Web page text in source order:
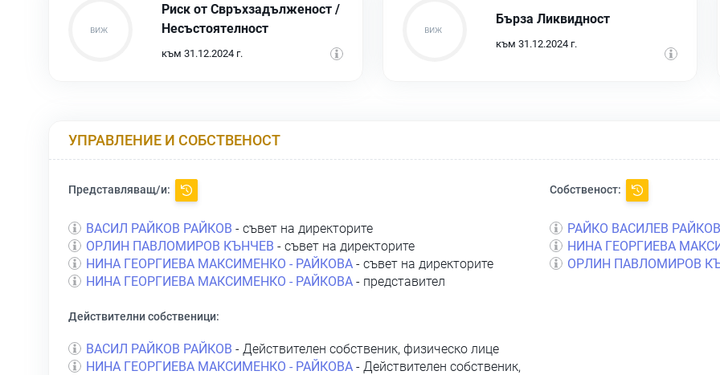
Риск от Свръхзадълженост /
Несъстоятелност
към 31.12.2024 г.
Бърза Ликвидност
към 31.12.2024 г.
УПРАВЛЕНИЕ И СОБСТВЕНОСТ
Представляващ/и:
ВАСИЛ РАЙКОВ РАЙКОВ - съвет на директорите
ОРЛИН ПАВЛОМИРОВ КЪНЧЕВ - съвет на директорите
НИНА ГЕОРГИЕВА МАКСИМЕНКО - РАЙКОВА - съвет на директорите
НИНА ГЕОРГИЕВА МАКСИМЕНКО - РАЙКОВА - представител
Собственост:
РАЙКО ВАСИЛЕВ РАЙКОВ
НИНА ГЕОРГИЕВА
ОРЛИН ПАВЛОМИРОВ
Действителни собственици:
ВАСИЛ РАЙКОВ РАЙКОВ - Действителен собственик, физическо лице
НИНА ГЕОРГИЕВА МАКСИМЕНКО - РАЙКОВА - Действителен собственик,